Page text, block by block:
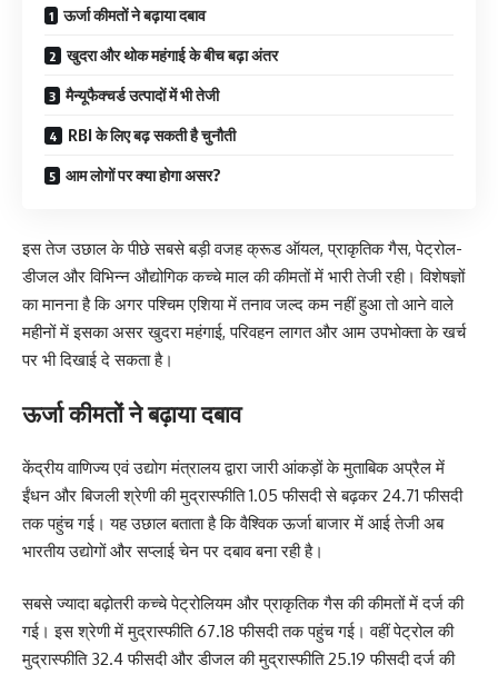
ऊर्जा कीमतों ने बढ़ाया दबाव
खुदरा और थोक महंगाई के बीच बढ़ा अंतर
मैन्यूफैक्चर्ड उत्पादों में भी तेजी
RBI के लिए बढ़ सकती है चुनौती
आम लोगों पर क्या होगा असर?
इस तेज उछाल के पीछे सबसे बड़ी वजह क्रूड ऑयल, प्राकृतिक गैस, पेट्रोल-
डीजल और विभिन्न औद्योगिक कच्चे माल की कीमतों में भारी तेजी रही। विशेषज्ञों
का मानना है कि अगर पश्चिम एशिया में तनाव जल्द कम नहीं हुआ तो आने वाले
महीनों में इसका असर खुदरा महंगाई, परिवहन लागत और आम उपभोक्ता के खर्च
पर भी दिखाई दे सकता है।
ऊर्जा कीमतों ने बढ़ाया दबाव
केंद्रीय वाणिज्य एवं उद्योग मंत्रालय द्वारा जारी आंकड़ों के मुताबिक अप्रैल में
ईंधन और बिजली श्रेणी की मुद्रास्फीति 1.05 फीसदी से बढ़कर 24.71 फीसदी
तक पहुंच गई। यह उछाल बताता है कि वैश्विक ऊर्जा बाजार में आई तेजी अब
भारतीय उद्योगों और सप्लाई चेन पर दबाव बना रही है।
सबसे ज्यादा बढ़ोतरी कच्चे पेट्रोलियम और प्राकृतिक गैस की कीमतों में दर्ज की
गई। इस श्रेणी में मुद्रास्फीति 67.18 फीसदी तक पहुंच गई। वहीं पेट्रोल की
मुद्रास्फीति 32.4 फीसदी और डीजल की मुद्रास्फीति 25.19 फीसदी दर्ज की